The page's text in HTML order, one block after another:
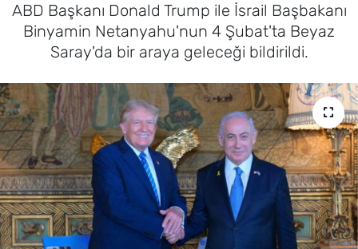
ABD Başkanı Donald Trump ile İsrail Başbakanı
Binyamin Netanyahu'nun 4 Şubat'ta Beyaz
Saray'da bir araya geleceği bildirildi.